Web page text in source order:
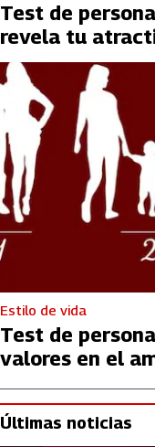
Test de
revela tu
Estilo de vida
Test de
valores en el
Últimas noticias